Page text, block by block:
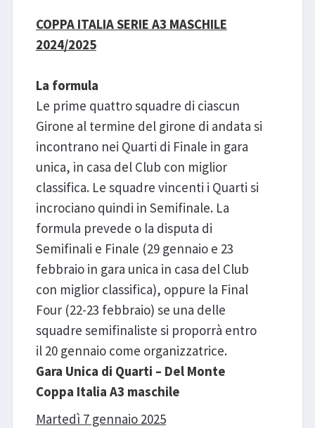
COPPA ITALIA SERIE A3 MASCHILE
2024/2025
La formula
Le prime quattro squadre di ciascun
Girone al termine del girone di andata si
incontrano nei Quarti di Finale in gara
unica, in casa del Club con miglior
classifica. Le squadre vincenti i Quarti si
incrociano quindi in Semifinale. La
formula prevede o la disputa di
Semifinali e Finale (29 gennaio e 23
febbraio in gara unica in casa del Club
con miglior classifica), oppure la Final
Four (22-23 febbraio) se una delle
squadre semifinaliste si proporrà entro
il 20 gennaio come organizzatrice.
Gara Unica di Quarti – Del Monte
Coppa Italia A3 maschile
Martedì 7 gennaio 2025